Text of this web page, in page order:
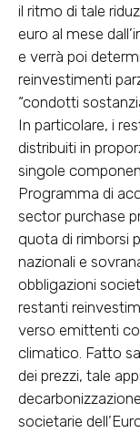
il ritmo di tale
euro al mese
e verrà poi
reinvestimenti
“condotti
In particolare, i
distribuiti in
singole
Programma di
sector purchase
quota di rimborsi
nazionali e
obbligazioni
restanti
verso emittenti
climatico. Fatto
dei prezzi, tale
societarie